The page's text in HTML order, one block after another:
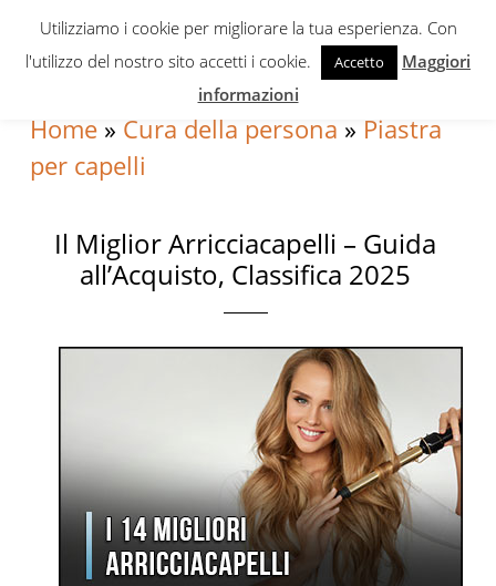
Skip
navigation
Skip
Skip
sidebar
Home » Cura della persona » Piastra
per capelli
Il Miglior Arricciacapelli – Guida
all’Acquisto, Classifica 2025
Utilizziamo i cookie per migliorare la tua esperienza. Con
l'utilizzo del nostro sito accetti i cookie.
Accetto
Maggiori
informazioni